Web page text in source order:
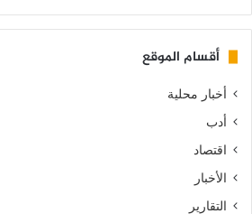
أقسام الموقع
أخبار محلية
أدب
اقتصاد
الأخبار
التقارير